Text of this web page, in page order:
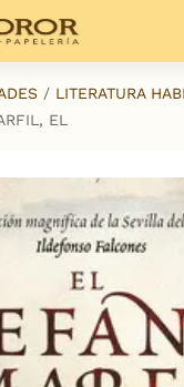
principal
LITERATURA
EL